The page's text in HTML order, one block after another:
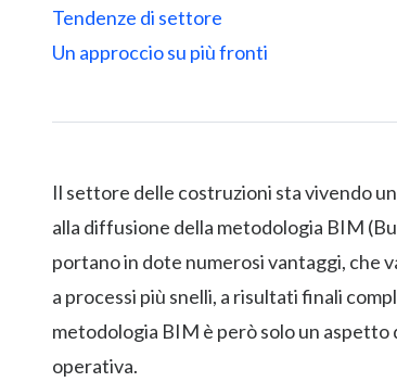
Tendenze di settore
Un approccio su più fronti
Il settore delle costruzioni sta vivendo
alla diffusione della metodologia BIM
portano in dote numerosi vantaggi, che
a processi più snelli, a risultati finali
metodologia BIM è però solo un aspetto
operativa.